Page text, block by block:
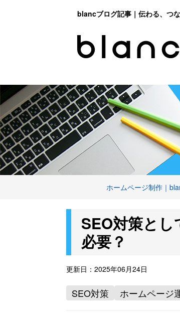
blancブログ記事｜伝わる、つ
ホームページ制作｜
SEO対策と
必要？
更新日： 2025年06月24日
SEO対策 ホームページ